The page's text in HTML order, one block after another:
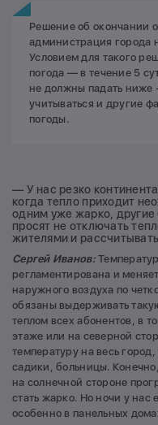
Решение об окончании
администрация города
Условием для такого
погода — в течение 5
не должны падать ниже
учитываться и другие
погоды.
— У нас резко
когда тепло приходит
одним уже жарко, другие
просят не отключать
жителями и
Сергей Иванов:
регламентирована и
наружного воздуха по
обязаны выдерживать
теплом всех абонентов, в
этаже или на северной
температуру на весь
садики, больницы.
на солнечной стороне
стать жарко. Но ночи у
особенно в панельных